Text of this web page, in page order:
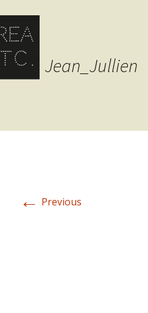
Jean_Jullien
← Previous